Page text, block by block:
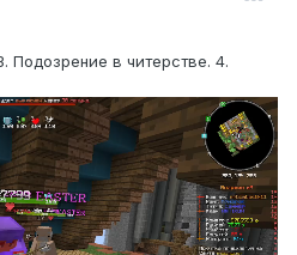
Подозрение в читерстве. 4.